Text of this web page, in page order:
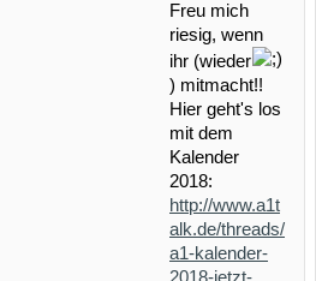
Freu mich
riesig, wenn
ihr (wieder
) mitmacht!!
Hier geht's los
mit dem
Kalender
2018:
http://www.a1t
alk.de/threads/
a1-kalender-